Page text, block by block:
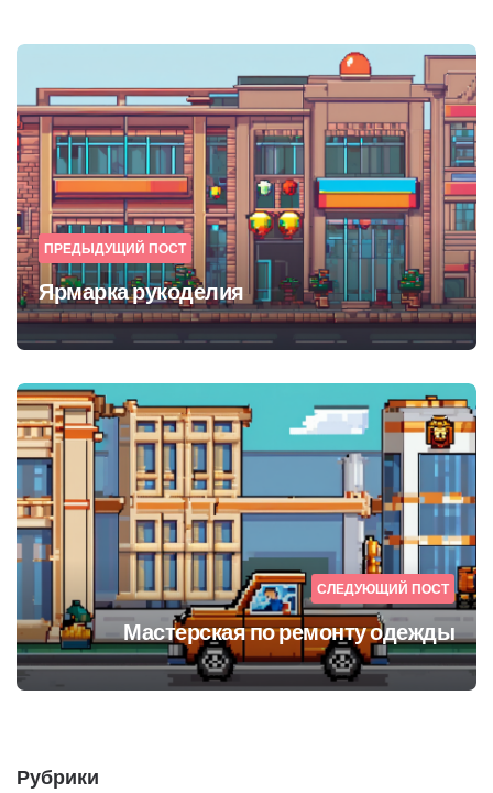
Post
navigation
ПРЕДЫДУЩИЙ ПОСТ
Ярмарка рукоделия
СЛЕДУЮЩИЙ ПОСТ
Мастерская по ремонту одежды
Рубрики